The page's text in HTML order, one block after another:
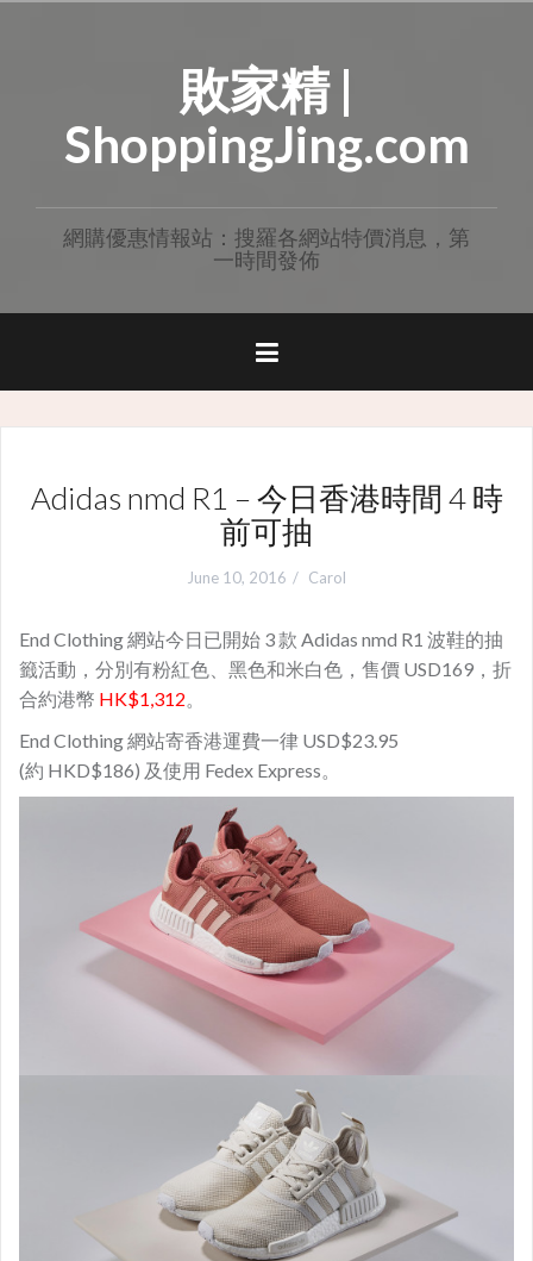
敗家精 |
ShoppingJing.com
網購優惠情報站：搜羅各網站特價消息，第
一時間發佈
Adidas nmd R1 – 今日香港時間 4 時
前可抽
June 10, 2016 Carol
End Clothing 網站今日已開始 3 款 Adidas nmd R1 波鞋的抽
籤活動，分別有粉紅色、黑色和米白色，售價 USD169，折
合約港幣 HK$1,312。
End Clothing 網站寄香港運費一律 USD$23.95
(約 HKD$186) 及使用 Fedex Express。